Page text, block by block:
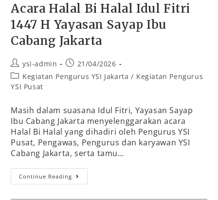
Acara Halal Bi Halal Idul Fitri
1447 H Yayasan Sayap Ibu
Cabang Jakarta
ysi-admin
21/04/2026
Kegiatan Pengurus YSI Jakarta / Kegiatan Pengurus
YSI Pusat
Masih dalam suasana Idul Fitri, Yayasan Sayap
Ibu Cabang Jakarta menyelenggarakan acara
Halal Bi Halal yang dihadiri oleh Pengurus YSI
Pusat, Pengawas, Pengurus dan karyawan YSI
Cabang Jakarta, serta tamu…
Continue Reading